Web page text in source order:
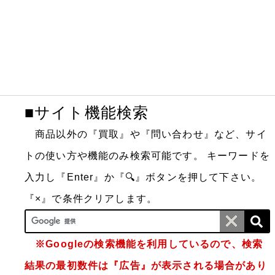
■サイト機能検索
商品以外の『買取』や『問い合わせ』など、サイ
トの使い方や機能のみ検索可能です。 キーワードを
入力し『Enter』か『🔍』ボタンを押して下さい。
『×』で条件クリアします。
※Googleの検索機能を利用しているので、検索
結果の最初数件は『広告』が表示される場合があり